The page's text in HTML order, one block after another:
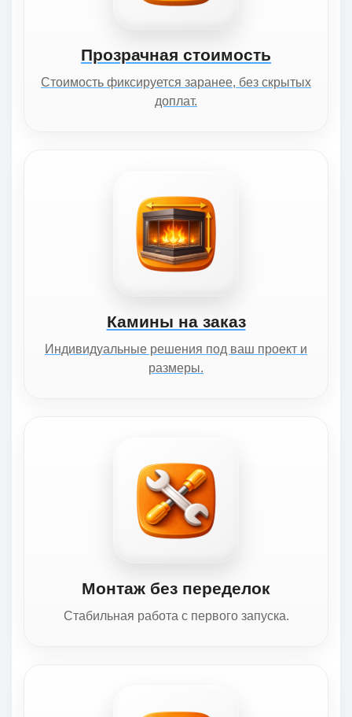
Прозрачная стоимость
Стоимость фиксируется заранее, без скрытых
доплат.
Камины на заказ
Индивидуальные решения под ваш проект и
размеры.
Монтаж без переделок
Стабильная работа с первого запуска.